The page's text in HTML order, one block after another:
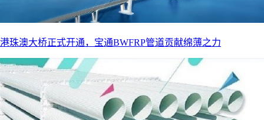
港珠澳大桥正式开通，宝通BWFRP管道贡献绵薄之力